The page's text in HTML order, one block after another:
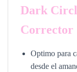
Dark
Optimo para
desde el